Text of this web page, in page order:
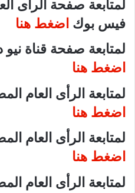
لمتابعة صفحة الرأى
فيس بوك اضغط هنا
لمتابعة صفحة قناة
اضغط هنا
لمتابعة الرأى العام
اضغط هنا
لمتابعة الرأى العام
اضغط هنا
لمتابعة الرأى العام